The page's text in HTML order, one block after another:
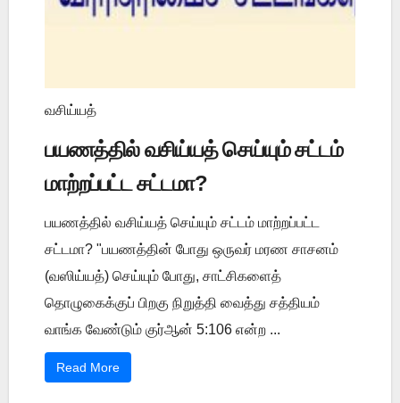
வசிய்யத்
பயணத்தில் வசிய்யத் செய்யும் சட்டம்
மாற்றப்பட்ட சட்டமா?
பயணத்தில் வசிய்யத் செய்யும் சட்டம் மாற்றப்பட்ட
சட்டமா? "பயணத்தின் போது ஒருவர் மரண சாசனம்
(வஸிய்யத்) செய்யும் போது, சாட்சிகளைத்
தொழுகைக்குப் பிறகு நிறுத்தி வைத்து சத்தியம்
வாங்க வேண்டும் குர்ஆன் 5:106 என்ற ...
Read More